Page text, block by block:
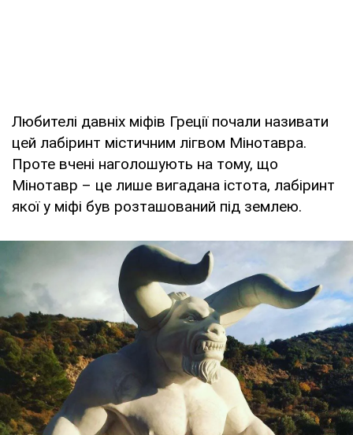
Любителі давніх міфів Греції почали називати
цей лабіринт містичним лігвом Мінотавра.
Проте вчені наголошують на тому, що
Мінотавр – це лише вигадана істота, лабіринт
якої у міфі був розташований під землею.